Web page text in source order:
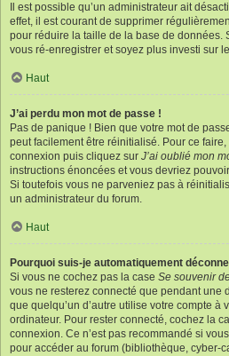
Il est possible qu’un administrateur ait
effet, il est courant de supprimer
pour réduire la taille de la base de données.
vous ré-enregistrer et soyez plus investi sur
Haut
J’ai perdu mon mot de passe !
Pas de panique ! Bien que votre mot de
peut facilement être réinitialisé. Pour ce
connexion puis cliquez sur J’ai oublié mon
instructions énoncées et vous devriez
Si toutefois vous ne parveniez pas à
un administrateur du forum.
Haut
Pourquoi suis-je automatiquement
Si vous ne cochez pas la case Se souvenir
vous ne resterez connecté que pendant une
que quelqu’un d’autre utilise votre compte à
ordinateur. Pour rester connecté, cochez la
connexion. Ce n’est pas recommandé si
pour accéder au forum (bibliothèque, cyber-